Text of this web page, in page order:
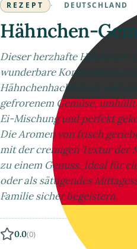
REZEPT · DEUTSCHLAND
Hähnchen-
Dieser herzhafte Hähnchen-
wunderbare Kombination
Hähnchenhackfleisch und
gefrorenem Gemüse,
Ei-Mischung und perfekt
Die Aromen von frisch
mit der cremigen Textur der
zu einem Genuss. Ideal für
oder als sättigendes
Familie sicher begeistern.
0.0(0)